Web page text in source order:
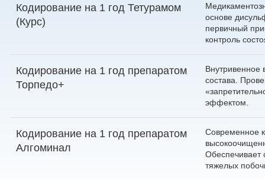
Кодирование на 1 год Тетурамом
(Курс)
основе
первичный
контроль
Кодирование на 1 год препаратом
Торпедо+
Внутривенное
состава.
эффектом.
Кодирование на 1 год препаратом
Алгоминал
Современное
Обеспечивает
тяжелых